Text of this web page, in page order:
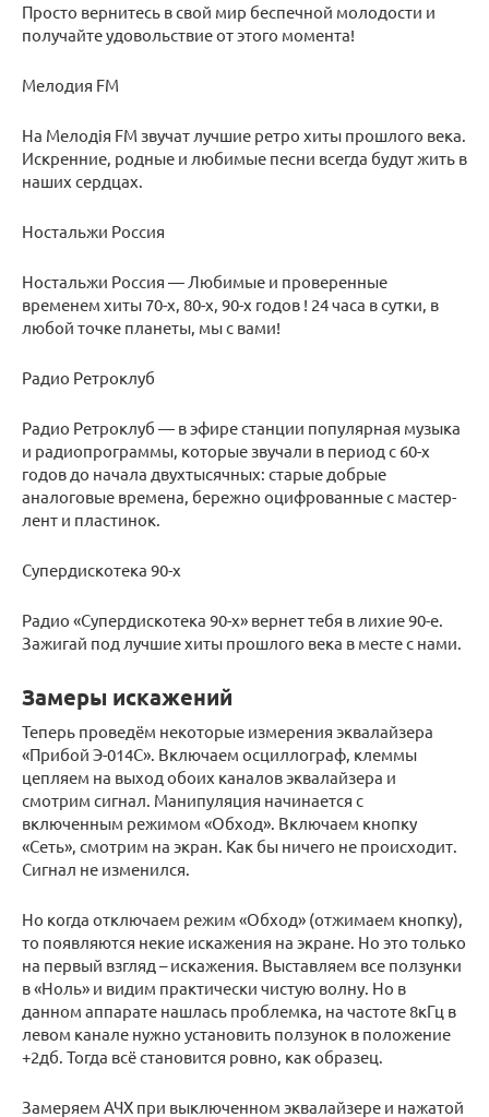
Просто вернитесь в свой мир беспечной молодости и
получайте удовольствие от этого момента!
Мелодия FM
На Мелодiя FM звучат лучшие ретро хиты прошлого века.
Искренние, родные и любимые песни всегда будут жить в
наших сердцах.
Ностальжи Россия
Ностальжи Россия — Любимые и проверенные
временем хиты 70-х, 80-х, 90-х годов ! 24 часа в сутки, в
любой точке планеты, мы с вами!
Радио Ретроклуб
Радио Ретроклуб — в эфире станции популярная музыка
и радиопрограммы, которые звучали в период с 60-х
годов до начала двухтысячных: старые добрые
аналоговые времена, бережно оцифрованные с мастер-
лент и пластинок.
Супердискотека 90-х
Радио «Супердискотека 90-х» вернет тебя в лихие 90-е.
Зажигай под лучшие хиты прошлого века в месте с нами.
Замеры искажений
Теперь проведём некоторые измерения эквалайзера
«Прибой Э-014С». Включаем осциллограф, клеммы
цепляем на выход обоих каналов эквалайзера и
смотрим сигнал. Манипуляция начинается с
включенным режимом «Обход». Включаем кнопку
«Сеть», смотрим на экран. Как бы ничего не происходит.
Сигнал не изменился.
Но когда отключаем режим «Обход» (отжимаем кнопку),
то появляются некие искажения на экране. Но это только
на первый взгляд – искажения. Выставляем все ползунки
в «Ноль» и видим практически чистую волну. Но в
данном аппарате нашлась проблемка, на частоте 8кГц в
левом канале нужно установить ползунок в положение
+2дб. Тогда всё становится ровно, как образец.
Замеряем АЧХ при выключенном эквалайзере и нажатой